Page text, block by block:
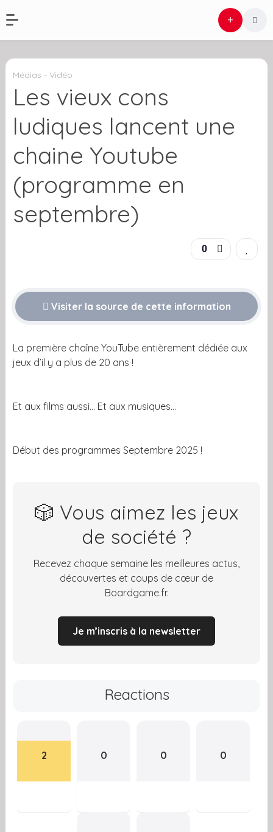
Médias - Vidéo
Les vieux cons
ludiques lancent une
chaine Youtube
(programme en
septembre)
0
Visiter la source de cette information
La première chaîne YouTube entièrement dédiée aux
jeux d’il y a plus de 20 ans !
Et aux films aussi… Et aux musiques…
Début des programmes Septembre 2025 !
🎲 Vous aimez les jeux
de société ?
Recevez chaque semaine les meilleures actus,
découvertes et coups de cœur de
Boardgame.fr.
Je m’inscris à la newsletter
Reactions
2 0 0 0